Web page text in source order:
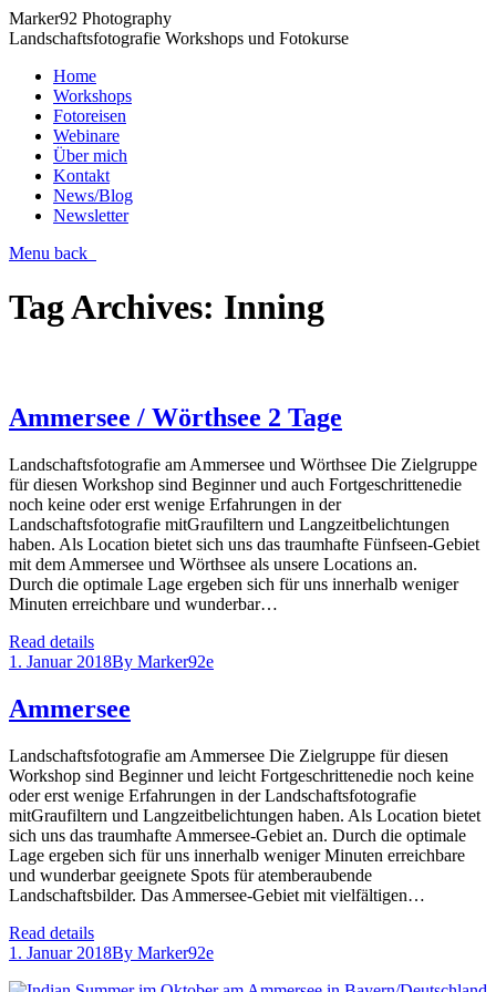
Marker92 Photography
Landschaftsfotografie Workshops und Fotokurse
Home
Workshops
Fotoreisen
Webinare
Über mich
Kontakt
News/Blog
Newsletter
Menu back
Tag Archives: Inning
Ammersee / Wörthsee 2 Tage
Landschaftsfotografie am Ammersee und Wörthsee Die Zielgruppe
für diesen Workshop sind Beginner und auch Fortgeschrittenedie
noch keine oder erst wenige Erfahrungen in der
Landschaftsfotografie mitGraufiltern und Langzeitbelichtungen
haben. Als Location bietet sich uns das traumhafte Fünfseen-Gebiet
mit dem Ammersee und Wörthsee als unsere Locations an.
Durch die optimale Lage ergeben sich für uns innerhalb weniger
Minuten erreichbare und wunderbar…
Read details
1. Januar 2018By Marker92e
Ammersee
Landschaftsfotografie am Ammersee Die Zielgruppe für diesen
Workshop sind Beginner und leicht Fortgeschrittenedie noch keine
oder erst wenige Erfahrungen in der Landschaftsfotografie
mitGraufiltern und Langzeitbelichtungen haben. Als Location bietet
sich uns das traumhafte Ammersee-Gebiet an. Durch die optimale
Lage ergeben sich für uns innerhalb weniger Minuten erreichbare
und wunderbar geeignete Spots für atemberaubende
Landschaftsbilder. Das Ammersee-Gebiet mit vielfältigen…
Read details
1. Januar 2018By Marker92e